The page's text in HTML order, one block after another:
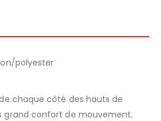
polyester
chaque côté des hauts de
grand confort de mouvement.